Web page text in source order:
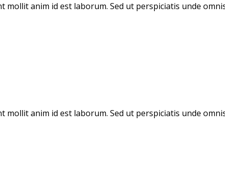
anim id est laborum. Sed ut perspiciatis unde
anim id est laborum. Sed ut perspiciatis unde